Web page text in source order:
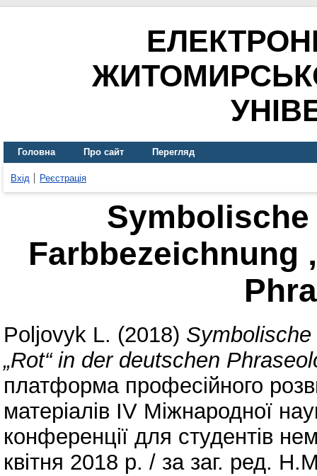
Головна Про сайт Перегляд
Вхід Реєстрація
Farbbezeichnung
Poljovyk L. (2018)
„Rot“ in der deutschen
платформа професійного
матеріалів ІV Міжнародної
конференції для студентів
квітня 2018 р. / за заг. ред.